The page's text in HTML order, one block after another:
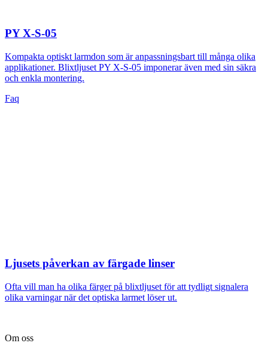
PY X-S-05
Kompakta optiskt larmdon som är anpassningsbart till många olika
applikationer. Blixtljuset PY X-S-05 imponerar även med sin säkra
och enkla montering.
Faq
Ljusets påverkan av färgade linser
Ofta vill man ha olika färger på blixtljuset för att tydligt signalera
olika varningar när det optiska larmet löser ut.
Om oss